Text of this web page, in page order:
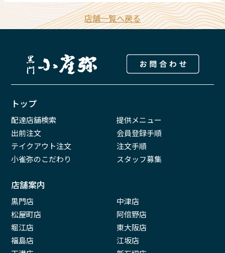
店舗一覧へ戻る
トップ
配達店舗検索
出前注文
テイクアウト注文
小雀弥のこだわり
提供メニュー
会員登録手順
注文手順
スタッフ募集
店舗案内
黒門店
松屋町店
堀江店
福島店
中津店
阿倍野店
東大阪店
江坂店